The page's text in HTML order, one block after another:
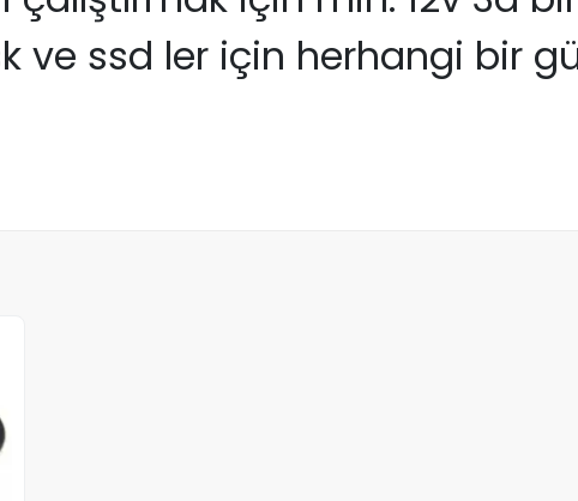
ve ssd ler için herhangi bir